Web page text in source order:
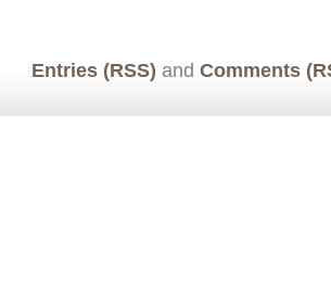
Entries (RSS) and Comments